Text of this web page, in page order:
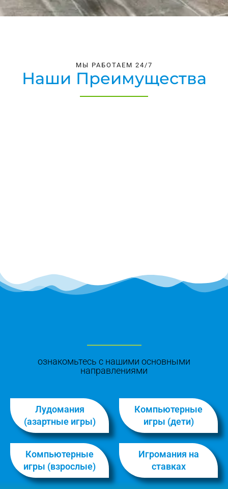
МЫ РАБОТАЕМ 24/7
Наши Преимущества
ознакомьтесь с нашими основными
направлениями
Лудомания
(азартные игры)
Компьютерные
игры (дети)
Компьютерные
игры (взрослые)
Игромания на
ставках